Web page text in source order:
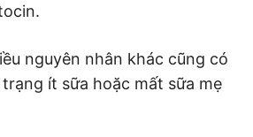
nguyên nhân khác cũng có
ít sữa hoặc mất sữa mẹ